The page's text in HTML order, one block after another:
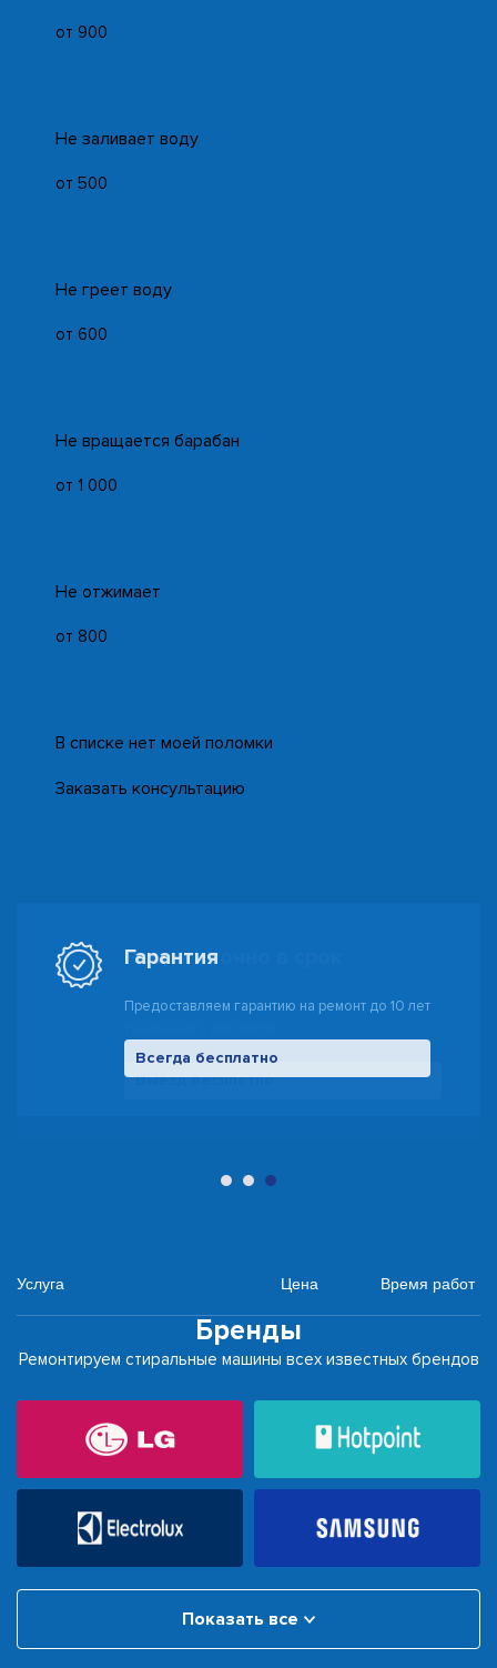
от 900
Не заливает воду
от 500
Не греет воду
от 600
Не вращается барабан
от 1 000
Не отжимает
от 800
В списке нет моей поломки
Заказать консультацию
Гарантия
Предоставляем гарантию на ремонт до 10 лет
Всегда бесплатно
Услуга Цена Время работ
Бренды
Ремонтируем стиральные машины всех известных брендов
Показать все